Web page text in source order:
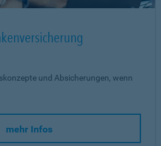
und Absicherungen, wenn
mehr Infos